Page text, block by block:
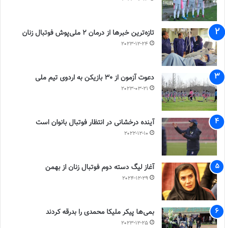
تازه‌ترین خبرها از درمان ۲ ملی‌پوش فوتبال زنان
2023-12-24
دعوت آزمون از 30 بازیکن به اردوی تیم ملی
2023-03-21
آینده درخشانی در انتظار فوتبال بانوان است
2022-12-10
آغاز لیگ دسته دوم فوتبال زنان از بهمن
2024-12-29
بمی‌ها پیکر ملیکا محمدی را بدرقه کردند
2023-12-25